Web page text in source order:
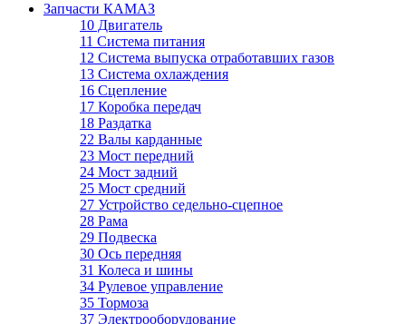
Запчасти КАМАЗ
10 Двигатель
11 Система питания
12 Система выпуска отработавших газов
13 Система охлаждения
16 Сцепление
17 Коробка передач
18 Раздатка
22 Валы карданные
23 Мост передний
24 Мост задний
25 Мост средний
27 Устройство седельно-сцепное
28 Рама
29 Подвеска
30 Ось передняя
31 Колеса и шины
34 Рулевое управление
35 Тормоза
37 Электрооборудование